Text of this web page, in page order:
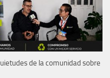
de la comunidad sobre